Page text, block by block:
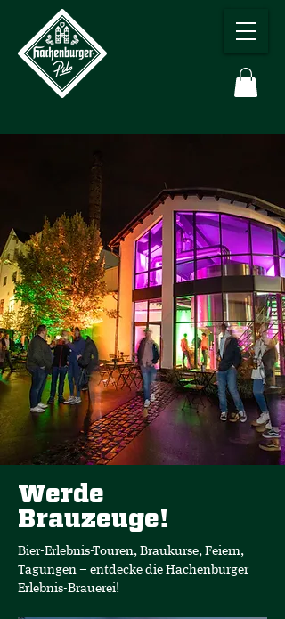
Werde
Brauzeuge!
Bier-Erlebnis-Touren, Braukurse, Feiern,
Tagungen – entdecke die Hachenburger
Erlebnis-Brauerei!